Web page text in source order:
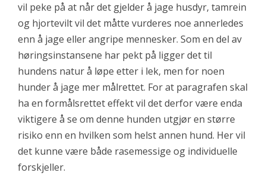
vil peke på at når det gjelder å jage husdyr, tamrein
og hjortevilt vil det måtte vurderes noe annerledes
enn å jage eller angripe mennesker. Som en del av
høringsinstansene har pekt på ligger det til
hundens natur å løpe etter i lek, men for noen
hunder å jage mer målrettet. For at paragrafen skal
ha en formålsrettet effekt vil det derfor være enda
viktigere å se om denne hunden utgjør en større
risiko enn en hvilken som helst annen hund. Her vil
det kunne være både rasemessige og individuelle
forskjeller.